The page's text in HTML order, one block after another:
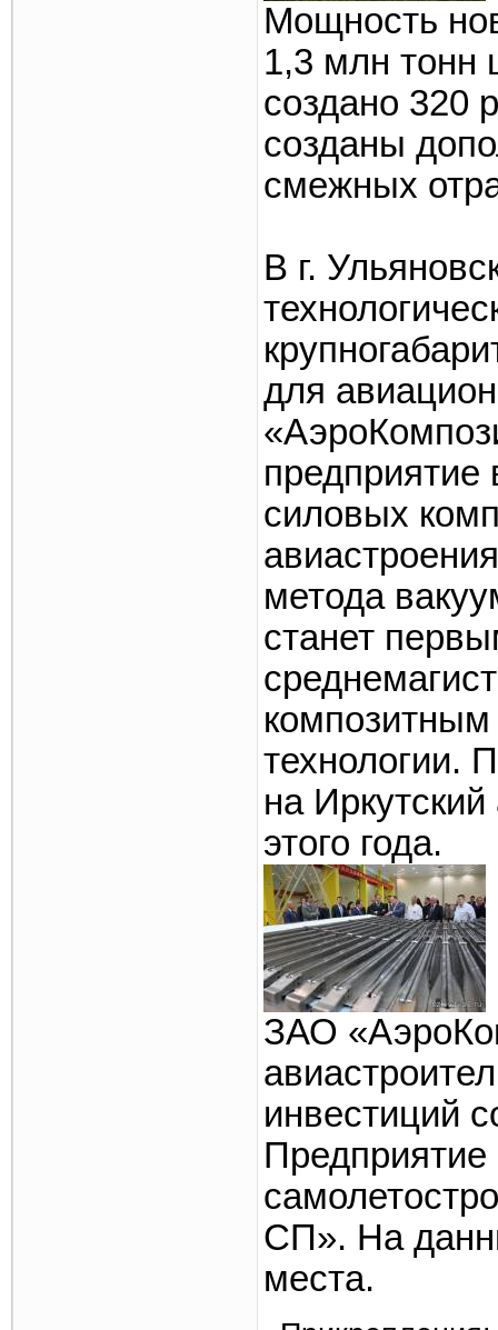
Мощность
1,3 млн тонн
создано 320
созданы
смежных
В г.
для
предприятие
силовых
метода
станет
технологии.
на
этого года.
ЗАО
инвестиций
Предприятие
СП». На
места.